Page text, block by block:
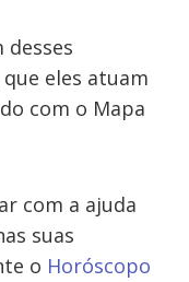
desses
eles atuam
com o Mapa
com a ajuda
suas
o Horóscopo